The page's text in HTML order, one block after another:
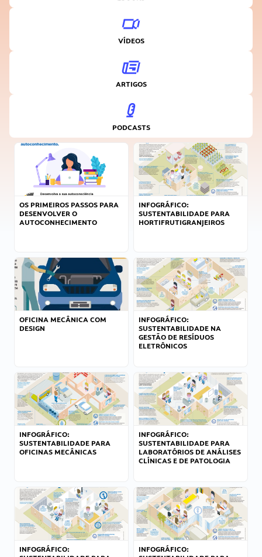
VÍDEOS
ARTIGOS
PODCASTS
OS PRIMEIROS PASSOS PARA
DESENVOLVER O
AUTOCONHECIMENTO
INFOGRÁFICO:
SUSTENTABILIDADE PARA
HORTIFRUTIGRANJEIROS
OFICINA MECÂNICA COM
DESIGN
INFOGRÁFICO:
SUSTENTABILIDADE NA
GESTÃO DE RESÍDUOS
ELETRÔNICOS
INFOGRÁFICO:
SUSTENTABILIDADE PARA
OFICINAS MECÂNICAS
INFOGRÁFICO:
SUSTENTABILIDADE PARA
LABORATÓRIOS DE ANÁLISES
CLÍNICAS E DE PATOLOGIA
INFOGRÁFICO:
INFOGRÁFICO: